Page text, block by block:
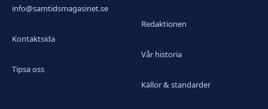
info@samtidsmagasinet.se
Kontaktsida
Tipsa oss
Redaktionen
Vår historia
Källor & standarder